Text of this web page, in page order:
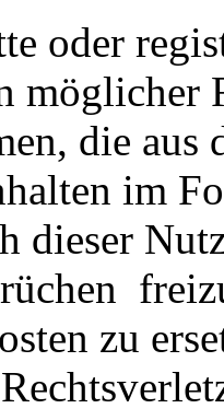
oder
möglicher
die aus
im
dieser
zu